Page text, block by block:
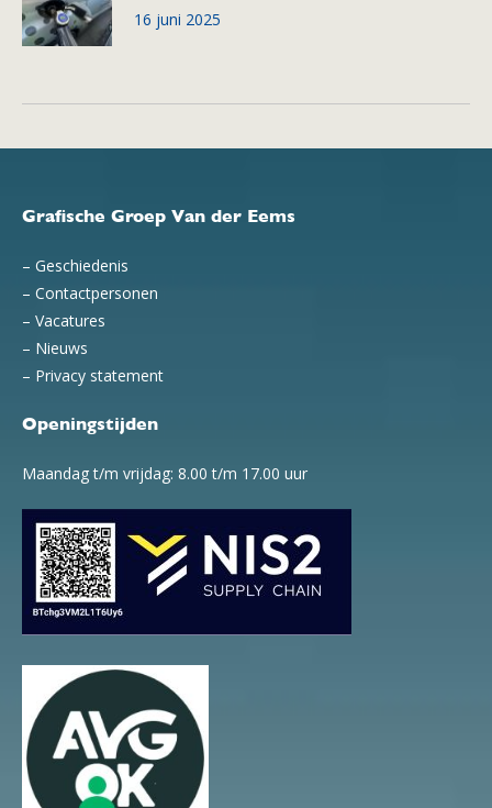
16 juni 2025
Grafische Groep Van der Eems
– Geschiedenis
– Contactpersonen
– Vacatures
– Nieuws
– Privacy statement
Openingstijden
Maandag t/m vrijdag: 8.00 t/m 17.00 uur